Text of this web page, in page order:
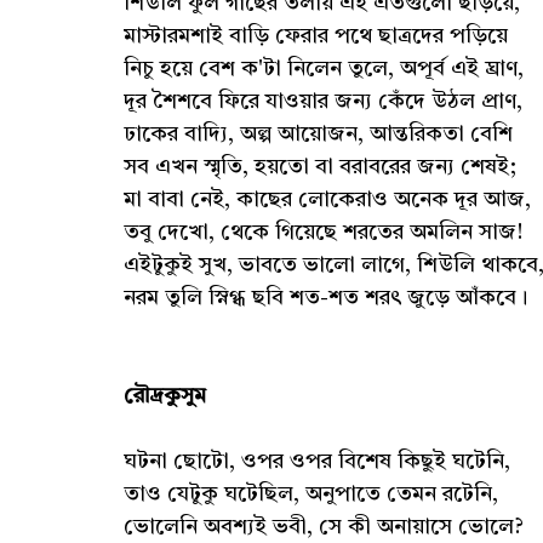
মাস্টারমশাই বাড়ি ফেরার পথে ছাত্রদের পড়িয়ে
নিচু হয়ে বেশ ক'টা নিলেন তুলে, অপূর্ব এই ঘ্রাণ,
দূর শৈশবে ফিরে যাওয়ার জন্য কেঁদে উঠল প্রাণ,
ঢাকের বাদ্যি, অল্প আয়োজন, আন্তরিকতা বেশি
সব এখন স্মৃতি, হয়তো বা বরাবরের জন্য শেষই;
মা বাবা নেই, কাছের লোকেরাও অনেক দূর আজ,
তবু দেখো, থেকে গিয়েছে শরতের অমলিন সাজ!
এইটুকুই সুখ, ভাবতে ভালো লাগে, শিউলি থাকবে,
নরম তুলি স্নিগ্ধ ছবি শত-শত শরৎ জুড়ে আঁকবে।
রৌদ্রকুসুম
ঘটনা ছোটো, ওপর ওপর বিশেষ কিছুই ঘটেনি,
তাও যেটুকু ঘটেছিল, অনুপাতে তেমন রটেনি,
ভোলেনি অবশ্যই ভবী, সে কী অনায়াসে ভোলে?